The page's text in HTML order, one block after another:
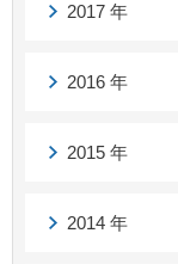
2017 年
2016 年
2015 年
2014 年